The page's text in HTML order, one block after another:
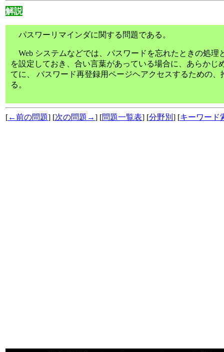
解説
パスワーリマインダに関する問題である。
Web システムなどでは、パスワードを忘れたときの処理
を設定しておき、合い言葉があっている場合に、あらかじ
てに、 パスワード再登録用ページヘアクセスするための
る。
[←前の問題] [次の問題→] [問題一覧表] [分野別 ] [キーワード